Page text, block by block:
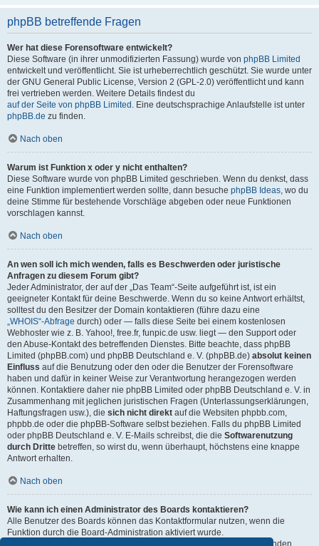
phpBB betreffende Fragen
Wer hat diese Forensoftware entwickelt?
Diese Software (in ihrer unmodifizierten Fassung) wurde von phpBB Limited
entwickelt und veröffentlicht. Sie ist urheberrechtlich geschützt. Sie wurde unter
der GNU General Public License, Version 2 (GPL-2.0) veröffentlicht und kann
frei vertrieben werden. Weitere Details findest du
auf der Seite von phpBB Limited . Eine deutschsprachige Anlaufstelle ist unter
phpBB.de zu finden.
Nach oben
Warum ist Funktion x oder y nicht enthalten?
Diese Software wurde von phpBB Limited geschrieben. Wenn du denkst, dass
eine Funktion implementiert werden sollte, dann besuche phpBB Ideas, wo du
deine Stimme für bestehende Vorschläge abgeben oder neue Funktionen
vorschlagen kannst.
Nach oben
An wen soll ich mich wenden, falls es Beschwerden oder juristische
Anfragen zu diesem Forum gibt?
Jeder Administrator, der auf der „Das Team“-Seite aufgeführt ist, ist ein
geeigneter Kontakt für deine Beschwerde. Wenn du so keine Antwort erhältst,
solltest du den Besitzer der Domain kontaktieren (führe dazu eine
„WHOIS“-Abfrage durch) oder — falls diese Seite bei einem kostenlosen
Webhoster wie z. B. Yahoo!, free.fr, funpic.de usw. liegt — den Support oder
den Abuse-Kontakt des betreffenden Dienstes. Bitte beachte, dass phpBB
Limited (phpBB.com) und phpBB Deutschland e. V. (phpBB.de) absolut keinen
Einfluss auf die Benutzung oder den oder die Benutzer der Forensoftware
haben und dafür in keiner Weise zur Verantwortung herangezogen werden
können. Kontaktiere daher nie phpBB Limited oder phpBB Deutschland e. V. in
Zusammenhang mit jeglichen juristischen Fragen (Unterlassungserklärungen,
Haftungsfragen usw.), die sich nicht direkt auf die Websiten phpbb.com,
phpbb.de oder die phpBB-Software selbst beziehen. Falls du phpBB Limited
oder phpBB Deutschland e. V. E-Mails schreibst, die die Softwarenutzung
durch Dritte betreffen, so wirst du, wenn überhaupt, höchstens eine knappe
Antwort erhalten.
Nach oben
Wie kann ich einen Administrator des Boards kontaktieren?
Alle Benutzer des Boards können das Kontaktformular nutzen, wenn die
Funktion durch die Board-Administration aktiviert wurde.
Mitglieder des Boards können zusätzlich den Link „Das Team“ verwenden.